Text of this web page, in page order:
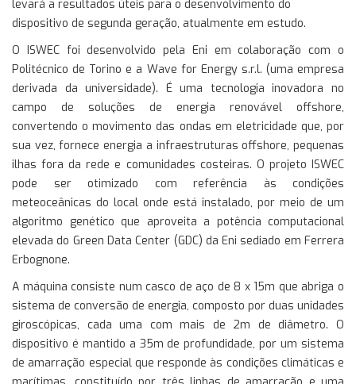
levará a resultados úteis para o desenvolvimento do
dispositivo de segunda geração, atualmente em estudo.
O ISWEC foi desenvolvido pela Eni em colaboração com o
Politécnico de Torino e a Wave for Energy s.r.l. (uma empresa
derivada da universidade). É uma tecnologia inovadora no
campo de soluções de energia renovável offshore,
convertendo o movimento das ondas em eletricidade que, por
sua vez, fornece energia a infraestruturas offshore, pequenas
ilhas fora da rede e comunidades costeiras. O projeto ISWEC
pode ser otimizado com referência às condições
meteoceânicas do local onde está instalado, por meio de um
algoritmo genético que aproveita a potência computacional
elevada do Green Data Center (GDC) da Eni sediado em Ferrera
Erbognone.
A máquina consiste num casco de aço de 8 x 15m que abriga o
sistema de conversão de energia, composto por duas unidades
giroscópicas, cada uma com mais de 2m de diâmetro. O
dispositivo é mantido a 35m de profundidade, por um sistema
de amarração especial que responde às condições climáticas e